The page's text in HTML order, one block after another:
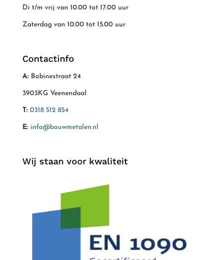
Di t/m vrij van 10.00 tot 17.00 uur
Zaterdag van 10.00 tot 15.00 uur
Contactinfo
A: Bobinestraat 24
3903KG Veenendaal
T: 0318 512 854
E: info@bouwmetalen.nl
Wij staan voor kwaliteit